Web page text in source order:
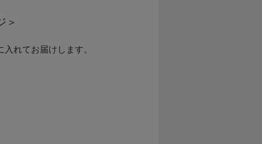
＞
れてお届けします。